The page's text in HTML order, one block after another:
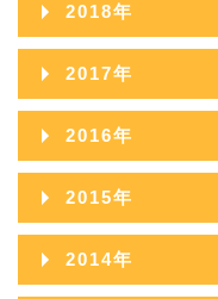
2025年03月
2025年02月
2025年01月
2024年05月
2024年03月
2024年02月
2024年01月
2023年06月
2023年05月
2023年03月
2023年02月
2022年08月
2022年07月
2022年06月
2022年05月
2022年03月
2021年09月
2021年08月
2021年07月
2021年06月
2021年05月
2020年10月
2020年09月
2020年08月
2020年07月
2020年06月
2020年05月
2019年11月
2019年10月
2019年09月
2019年08月
2019年07月
2018年
2018年12月
2018年11月
2018年10月
2018年09月
2018年08月
2017年
2017年12月
2017年11月
2017年10月
2017年09月
2016年
2016年12月
2016年11月
2016年10月
2015年
2015年12月
2014年